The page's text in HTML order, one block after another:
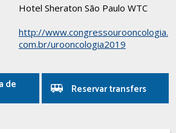
Hotel Sheraton São Paulo WTC
http://www.congressourooncologia.
com.br/urooncologia2019
de Reservar transfers